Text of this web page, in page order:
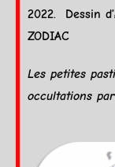
2022. Dessin d’
ZODIAC
Les petites
occultations